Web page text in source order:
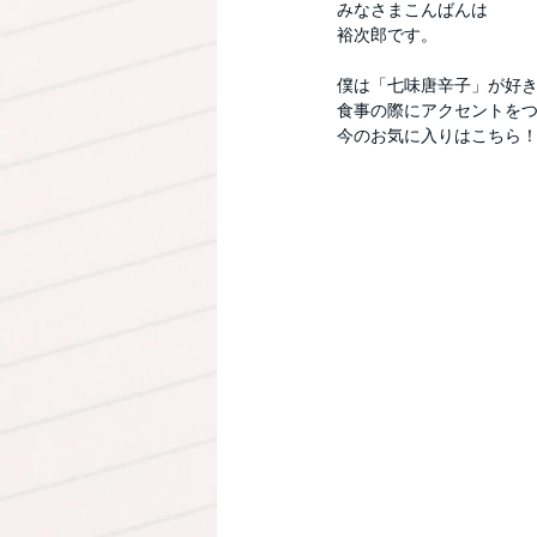
みなさまこんばんは
裕次郎です。
僕は「七味唐辛子」が好
食事の際にアクセントを
今のお気に入りはこちら！